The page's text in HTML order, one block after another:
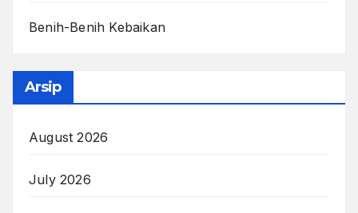
Benih-Benih Kebaikan
Arsip
August 2026
July 2026